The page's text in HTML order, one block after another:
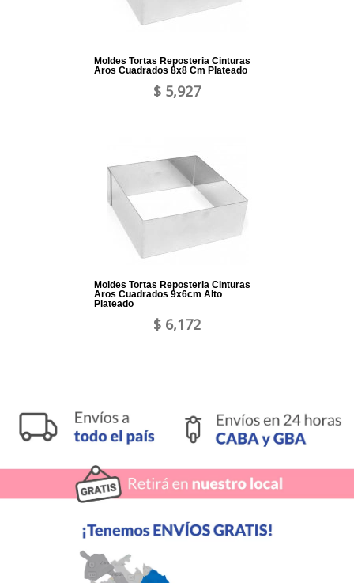
Moldes Tortas Reposteria Cinturas
Aros Cuadrados 8x8 Cm Plateado
$ 5,927
Moldes Tortas Reposteria Cinturas
Aros Cuadrados 9x6cm Alto
Plateado
$ 6,172